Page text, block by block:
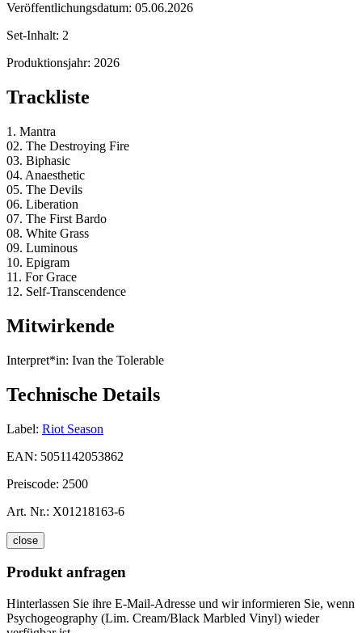
Veröffentlichungsdatum: 05.06.2026
Set-Inhalt: 2
Produktionsjahr: 2026
Trackliste
1. Mantra
02. The Destroying Fire
03. Biphasic
04. Anaesthetic
05. The Devils
06. Liberation
07. The First Bardo
08. White Grass
09. Luminous
10. Epigram
11. For Grace
12. Self-Transcendence
Mitwirkende
Interpret*in: Ivan the Tolerable
Technische Details
Label: Riot Season
EAN: 5051142053862
Preiscode: 2500
Art. Nr.: X01218163-6
close
Produkt anfragen
Hinterlassen Sie ihre E-Mail-Adresse und wir informieren Sie, wenn
Psychogeography (Lim. Cream/Black Marbled Vinyl) wieder